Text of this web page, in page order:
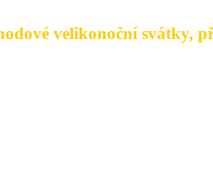
velikonoční svátky,